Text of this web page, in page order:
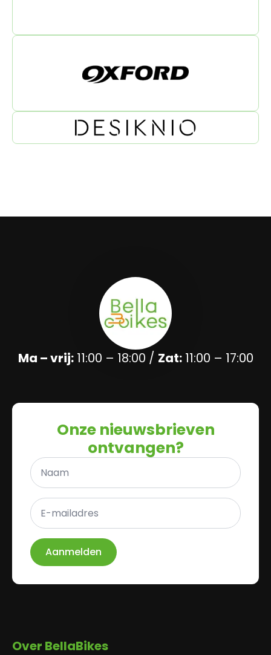
Ma – vrij:11:00 – 18:00 / Zat:11:00 – 17:00
Onze nieuwsbrieven
ontvangen?
Naam
E-
mailadres
*
Aanmelden
Over BellaBikes